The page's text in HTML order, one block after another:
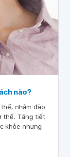
nào?
nhằm đào
thể. Tăng tiết
khỏe nhưng